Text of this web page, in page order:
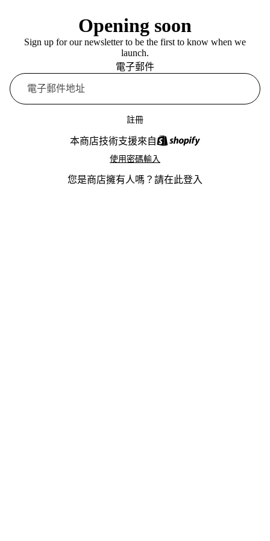
Opening soon
Sign up for our newsletter to be the first to know when we
launch.
電子郵件
註冊
本商店技術支援來自
使用密碼輸入
您是商店擁有人嗎？ 請在此登入